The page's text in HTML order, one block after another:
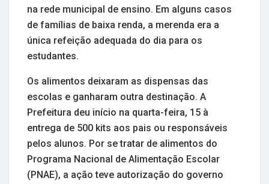
na rede municipal de ensino. Em alguns casos
de famílias de baixa renda, a merenda era a
única refeição adequada do dia para os
estudantes.
Os alimentos deixaram as dispensas das
escolas e ganharam outra destinação. A
Prefeitura deu início na quarta-feira, 15 à
entrega de 500 kits aos pais ou responsáveis
pelos alunos. Por se tratar de alimentos do
Programa Nacional de Alimentação Escolar
(PNAE), a ação teve autorização do governo